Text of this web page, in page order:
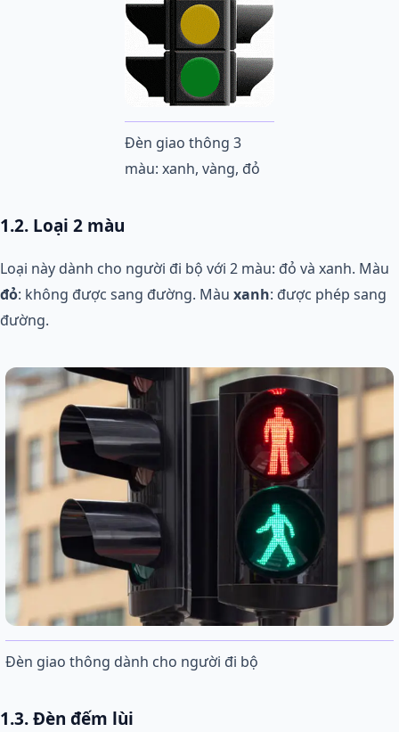
Đèn giao thông 3
màu: xanh, vàng, đỏ
1.2. Loại 2 màu
Loại này dành cho người đi bộ với 2 màu: đỏ và xanh. Màu
đỏ: không được sang đường. Màu xanh: được phép sang
đường.
Đèn giao thông dành cho người đi bộ
1.3. Đèn đếm lùi